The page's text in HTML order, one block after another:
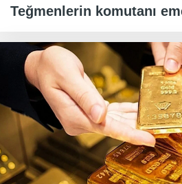
Teğmenlerin komutanı